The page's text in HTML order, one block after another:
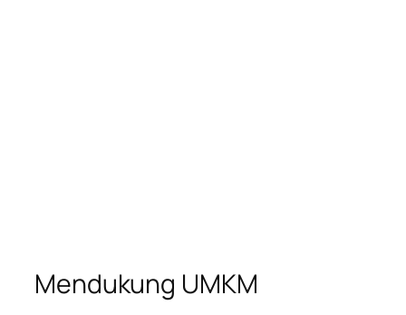
Mendukung UMKM